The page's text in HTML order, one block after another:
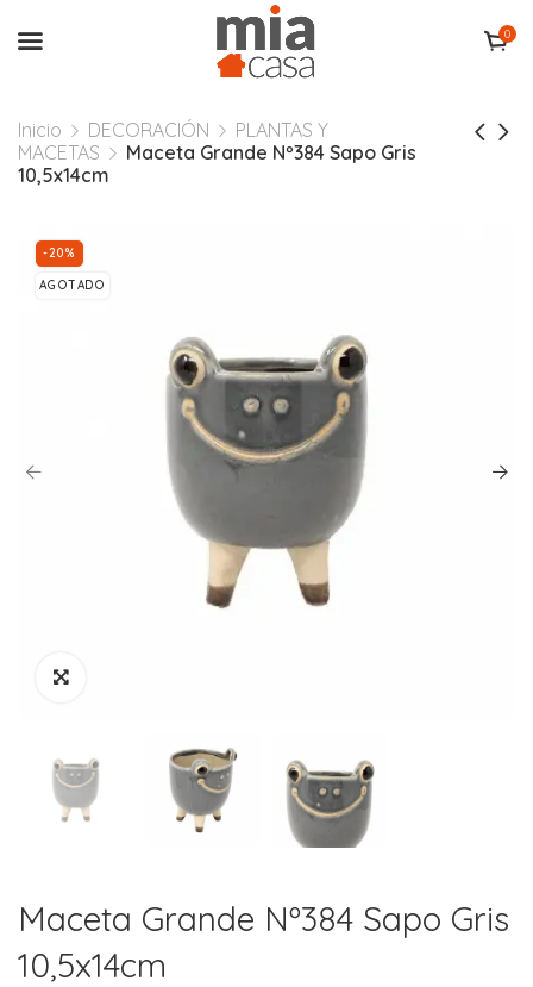
0
Inicio DECORACIÓN
PLANTAS Y
MACETAS
Maceta Grande Nº384 Sapo Gris
10,5x14cm
-20%
AGOTADO
Maceta Grande Nº384 Sapo Gris
10,5x14cm